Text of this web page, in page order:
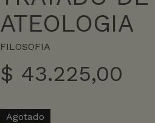
ATEOLOGIA
FILOSOFIA
$ 43.225,00
Agotado